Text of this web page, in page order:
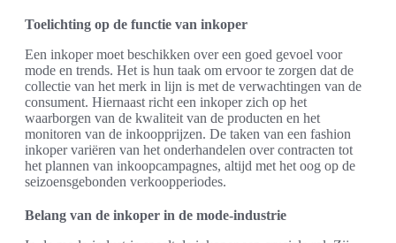
Toelichting op de functie van inkoper
Een inkoper moet beschikken over een goed gevoel voor
mode en trends. Het is hun taak om ervoor te zorgen dat de
collectie van het merk in lijn is met de verwachtingen van de
consument. Hiernaast richt een inkoper zich op het
waarborgen van de kwaliteit van de producten en het
monitoren van de inkoopprijzen. De taken van een fashion
inkoper variëren van het onderhandelen over contracten tot
het plannen van inkoopcampagnes, altijd met het oog op de
seizoensgebonden verkoopperiodes.
Belang van de inkoper in de mode-industrie